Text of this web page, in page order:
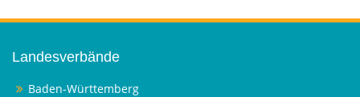
Landesverbände
Baden-Württemberg